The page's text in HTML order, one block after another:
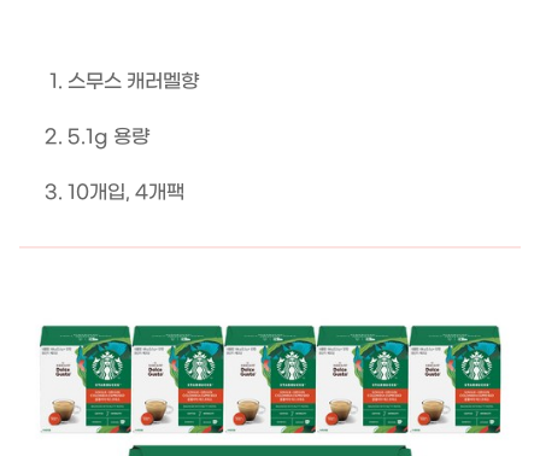
스무스 캐러멜향
5.1g 용량
10개입, 4개팩